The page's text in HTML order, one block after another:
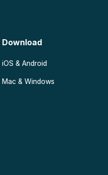
Download
iOS & Android
Mac & Windows